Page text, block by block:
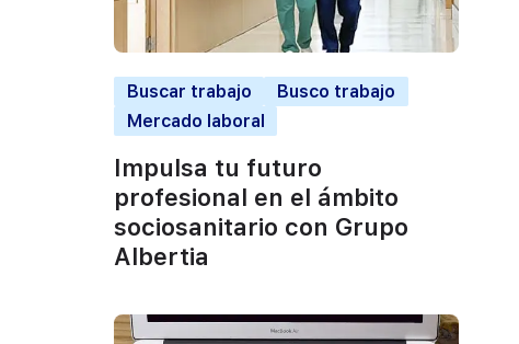
Buscar trabajo
Busco trabajo
Mercado laboral
Impulsa tu futuro
profesional en el ámbito
sociosanitario con Grupo
Albertia